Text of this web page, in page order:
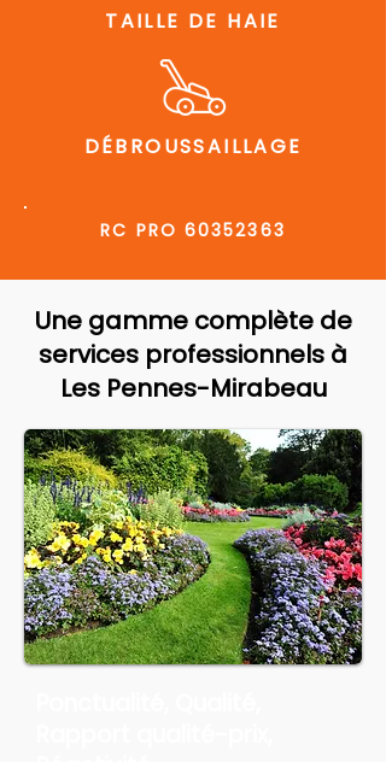
TAILLE DE HAIE
DÉBROUSSAILLAGE
RC PRO 60352363
Une gamme complète de
services professionnels à
Les Pennes-Mirabeau